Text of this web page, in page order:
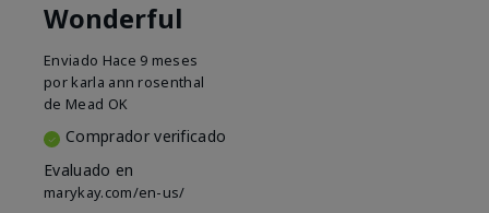
Wonderful
Enviado Hace 9 meses
por karla ann rosenthal
de Mead OK
Comprador verificado
Evaluado en
marykay.com/en-us/